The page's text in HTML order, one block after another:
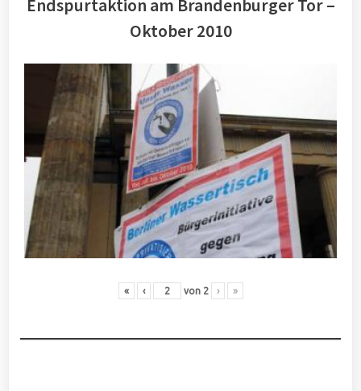
Endspurtaktion am Brandenburger Tor –
Oktober 2010
« ‹ von 2 › »